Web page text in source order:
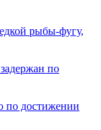
рыбы-фугу,
по
по достижении